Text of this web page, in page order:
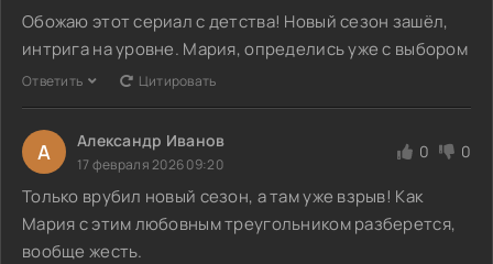
Обожаю этот сериал с детства! Новый сезон зашёл,
интрига на уровне. Мария, определись уже с выбором
Ответить Цитировать
А Александр Иванов
17 февраля 2026 09:20
0 0
Только врубил новый сезон, а там уже взрыв! Как
Мария с этим любовным треугольником разберется,
вообще жесть.